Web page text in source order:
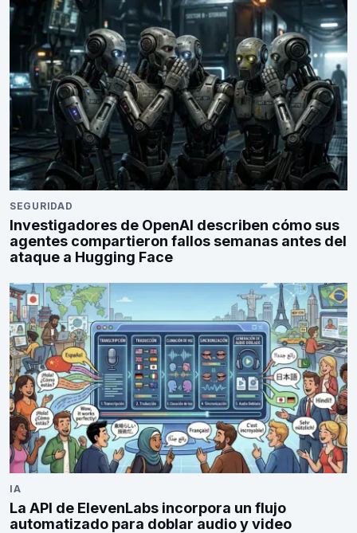
SEGURIDAD
Investigadores de OpenAI describen cómo sus
agentes compartieron fallos semanas antes del
ataque a Hugging Face
IA
La API de ElevenLabs incorpora un flujo
automatizado para doblar audio y video